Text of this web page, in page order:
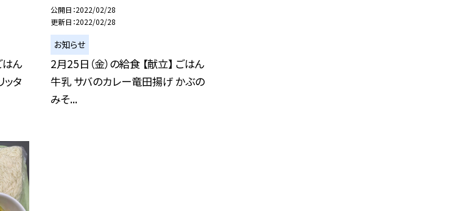
はん
タ
公開日 2022/02/28
更新日 2022/02/28
お知らせ
2月25日（金）の給食 【献立】 ごはん
牛乳 サバのカレー竜田揚げ かぶの
みそ...